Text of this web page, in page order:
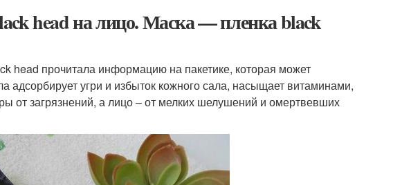
head на лицо. Маска — пленка black
head прочитала информацию на пакетике, которая может
адсорбирует угри и избыток кожного сала, насыщает витаминами,
от загрязнений, а лицо – от мелких шелушений и омертвевших